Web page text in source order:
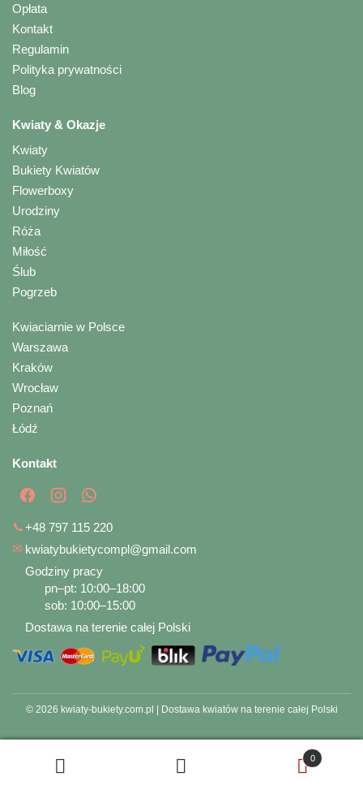
Opłata
Kontakt
Regulamin
Polityka prywatności
Blog
Kwiaty & Okazje
Kwiaty
Bukiety Kwiatów
Flowerboxy
Urodziny
Róża
Miłość
Ślub
Pogrzeb
Kwiaciarnie w Polsce
Warszawa
Kraków
Wrocław
Poznań
Łódź
Kontakt
📞+48 797 115 220
✉ kwiatybukietycompl@gmail.com
Godziny pracy
pn–pt: 10:00–18:00
sob: 10:00–15:00
Dostawa na terenie całej Polski
0
© 2026 kwiaty-bukiety.com.pl | Dostawa kwiatów na terenie całej Polski